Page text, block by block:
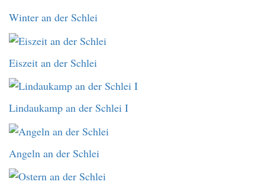
Winter an der Schlei
Eiszeit an der Schlei
Lindaukamp an der Schlei I
Angeln an der Schlei